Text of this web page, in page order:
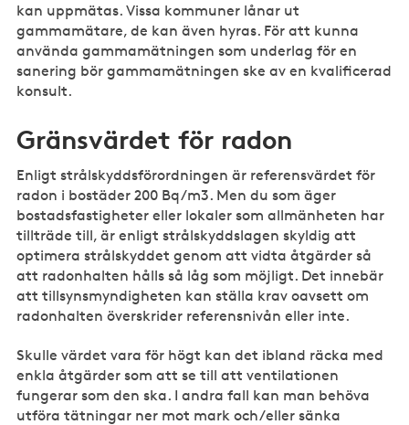
kan uppmätas. Vissa kommuner lånar ut
gammamätare, de kan även hyras. För att kunna
använda gammamätningen som underlag för en
sanering bör gammamätningen ske av en kvalificerad
konsult.
Gränsvärdet för radon
Enligt strålskyddsförordningen är referensvärdet för
radon i bostäder 200 Bq/m3. Men du som äger
bostadsfastigheter eller lokaler som allmänheten har
tillträde till, är enligt strålskyddslagen skyldig att
optimera strålskyddet genom att vidta åtgärder så
att radonhalten hålls så låg som möjligt. Det innebär
att tillsynsmyndigheten kan ställa krav oavsett om
radonhalten överskrider referensnivån eller inte.
Skulle värdet vara för högt kan det ibland räcka med
enkla åtgärder som att se till att ventilationen
fungerar som den ska. I andra fall kan man behöva
utföra tätningar ner mot mark och/eller sänka